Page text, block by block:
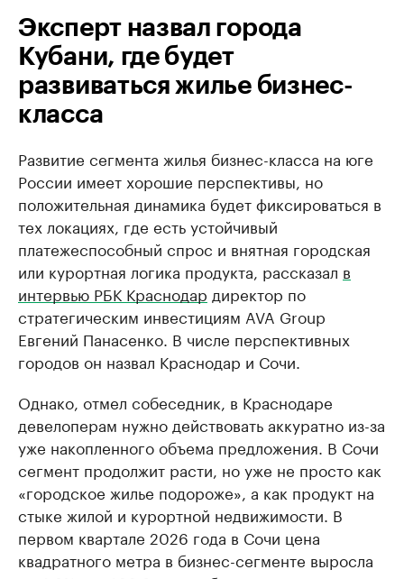
Эксперт назвал города
Кубани, где будет
развиваться жилье бизнес-
класса
Развитие сегмента жилья бизнес-класса на юге
России имеет хорошие перспективы, но
положительная динамика будет фиксироваться в
тех локациях, где есть устойчивый
платежеспособный спрос и внятная городская
или курортная логика продукта, рассказал в
интервью РБК Краснодар директор по
стратегическим инвестициям AVA Group
Евгений Панасенко. В числе перспективных
городов он назвал Краснодар и Сочи.
Однако, отмел собеседник, в Краснодаре
девелоперам нужно действовать аккуратно из-за
уже накопленного объема предложения. В Сочи
сегмент продолжит расти, но уже не просто как
«городское жилье подороже», а как продукт на
стыке жилой и курортной недвижимости. В
первом квартале 2026 года в Сочи цена
квадратного метра в бизнес-сегменте выросла